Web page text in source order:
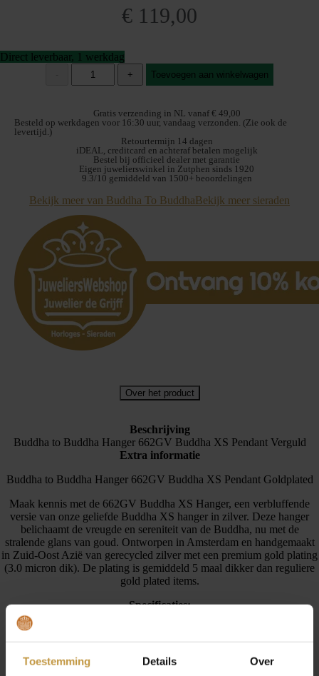
Toestemming Details Over
€ 119,00
Direct leverbaar, 1 werkdag
Buddha
to
Hanger
662GV
XS
Pendant
aantal
+ Toevoegen aan winkelwagen
Gratis verzending in NL vanaf € 49,00
Besteld op werkdagen voor 16:30 uur, vandaag verzonden. (Zie ook de
levertijd.)
Retourtermijn 14 dagen
iDEAL, creditcard en achteraf betalen mogelijk
Bestel bij officieel dealer met garantie
Eigen juwelierswinkel in Zutphen sinds 1920
9.3/10 gemiddeld van 1500+ beoordelingen
Bekijk meer van Buddha To BuddhaBekijk meer sieraden
Over het product
Beschrijving
Buddha to Buddha Hanger 662GV Buddha XS Pendant Verguld
Extra informatie
Buddha to Buddha Hanger 662GV Buddha XS Pendant Goldplated
Maak kennis met de 662GV Buddha XS Hanger, een verbluffende
versie van onze geliefde Buddha XS hanger in zilver. Deze hanger
belichaamt de vreugde en sereniteit van de Buddha, nu met de
stralende glans van goud. Ontworpen in Amsterdam en handgemaakt
in Zuid-Oost Azië van gerecycled zilver met een premium gold plating
(3.0 micron dik). De plating is gemiddeld 5 maal dikker dan reguliere
gold plated items.
Specificaties:
– Pendant/Hanger afbeelding Boeddha, achterkant logo Buddha to
Buddha
– 925 Sterling Zilver, verguld
– Afmeting Pendant/Hanger ca. 13,5mm x 10,5mm